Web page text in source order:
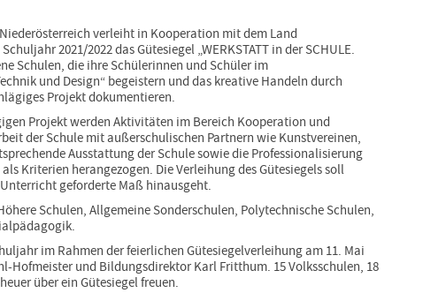
verleiht in Kooperation mit dem Land
2021/2022 das Gütesiegel „WERKSTATT in der SCHULE.
Schulen, die ihre Schülerinnen und Schüler im
und Design“ begeistern und das kreative Handeln durch
Projekt dokumentieren.
Projekt werden Aktivitäten im Bereich Kooperation und
der Schule mit außerschulischen Partnern wie Kunstvereinen,
Ausstattung der Schule sowie die Professionalisierung
Kriterien herangezogen. Die Verleihung des Gütesiegels soll
geforderte Maß hinausgeht.
Schulen, Allgemeine Sonderschulen, Polytechnische Schulen,
im Rahmen der feierlichen Gütesiegelverleihung am 11. Mai
Hofmeister und Bildungsdirektor Karl Fritthum. 15 Volksschulen, 18
über ein Gütesiegel freuen.